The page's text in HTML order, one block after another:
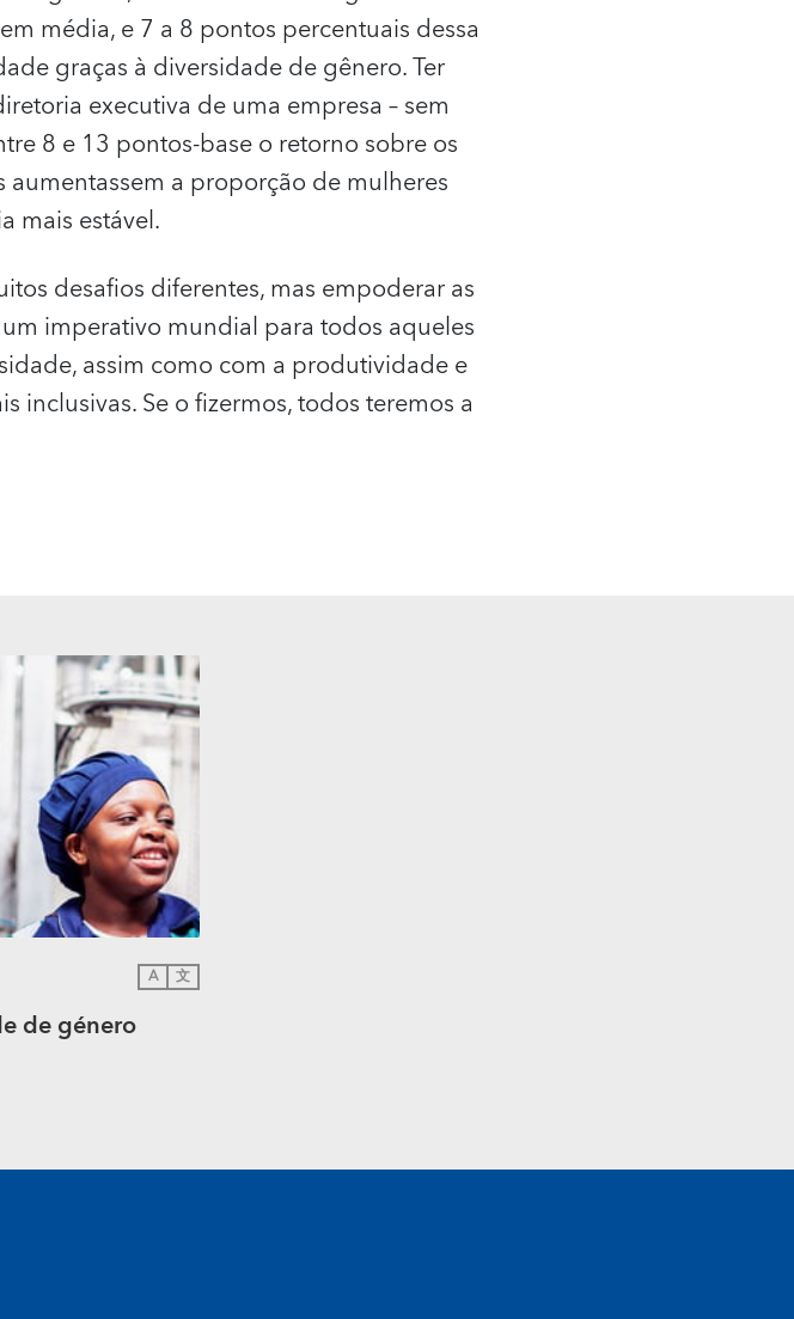
média, e 7 a 8 pontos percentuais dessa
graças à diversidade de gênero. Ter
executiva de uma empresa – sem
8 e 13 pontos-base o retorno sobre os
aumentassem a proporção de mulheres
mais estável.
desafios diferentes, mas empoderar as
imperativo mundial para todos aqueles
assim como com a produtividade e
inclusivas. Se o fizermos, todos teremos a
A 文
de género